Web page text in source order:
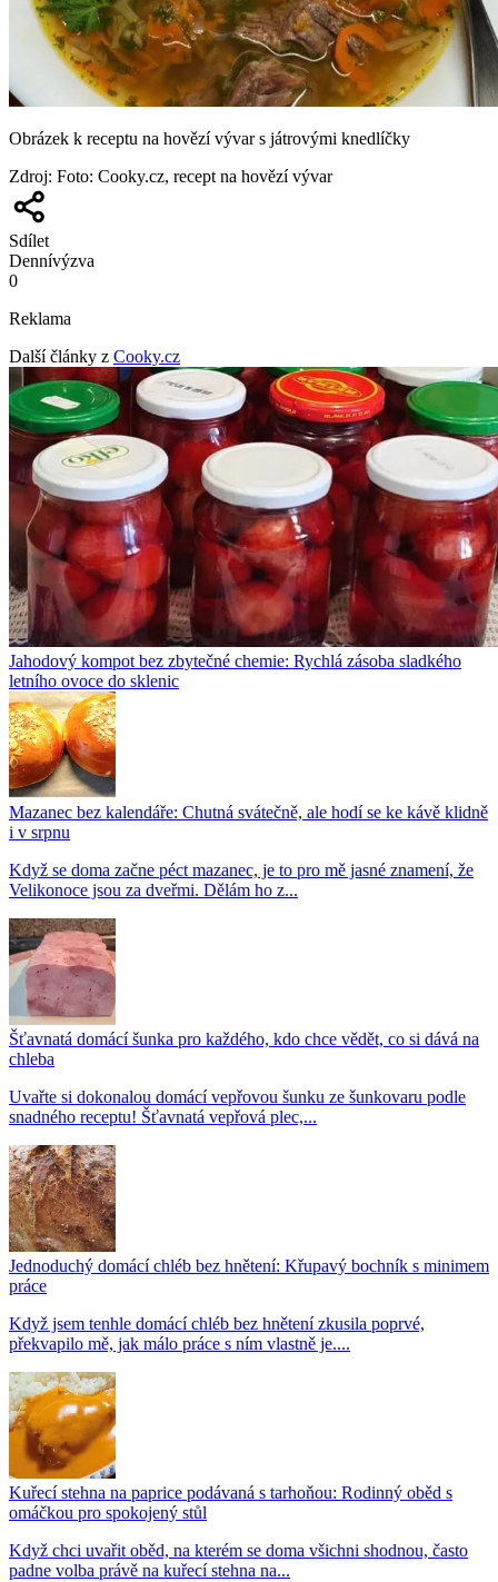
Obrázek k receptu na hovězí vývar s játrovými knedlíčky
Zdroj: Foto: Cooky.cz, recept na hovězí vývar
Sdílet
Dennívýzva
0
Reklama
Další články z Cooky.cz
Jahodový kompot bez zbytečné chemie: Rychlá zásoba sladkého
letního ovoce do sklenic
Mazanec bez kalendáře: Chutná svátečně, ale hodí se ke kávě klidně
i v srpnu
Když se doma začne péct mazanec, je to pro mě jasné znamení, že
Velikonoce jsou za dveřmi. Dělám ho z...
Šťavnatá domácí šunka pro každého, kdo chce vědět, co si dává na
chleba
Uvařte si dokonalou domácí vepřovou šunku ze šunkovaru podle
snadného receptu! Šťavnatá vepřová plec,...
Jednoduchý domácí chléb bez hnětení: Křupavý bochník s minimem
práce
Když jsem tenhle domácí chléb bez hnětení zkusila poprvé,
překvapilo mě, jak málo práce s ním vlastně je....
Kuřecí stehna na paprice podávaná s tarhoňou: Rodinný oběd s
omáčkou pro spokojený stůl
Když chci uvařit oběd, na kterém se doma všichni shodnou, často
padne volba právě na kuřecí stehna na...